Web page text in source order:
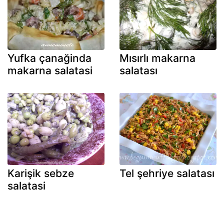
Yufka çanağinda
makarna salatasi
Mısırlı makarna
salatası
Karişik sebze
salatasi
Tel şehriye salatası